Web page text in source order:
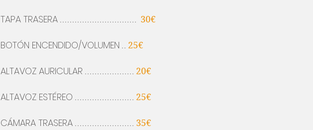
TAPA TRASERA ............................... 30€
BOTÓN ENCENDIDO/VOLUMEN .. 25€
ALTAVOZ AURICULAR .................... 20€
ALTAVOZ ESTÉREO ........................ 25€
CÁMARA TRASERA ........................ 35€